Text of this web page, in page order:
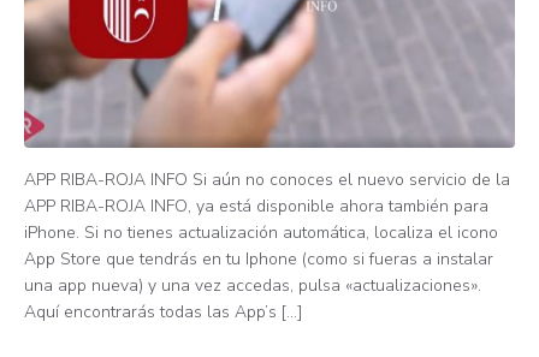
APP RIBA-ROJA INFO Si aún no conoces el nuevo servicio de la
APP RIBA-ROJA INFO, ya está disponible ahora también para
iPhone. Si no tienes actualización automática, localiza el icono
App Store que tendrás en tu Iphone (como si fueras a instalar
una app nueva) y una vez accedas, pulsa «actualizaciones».
Aquí encontrarás todas las App’s […]